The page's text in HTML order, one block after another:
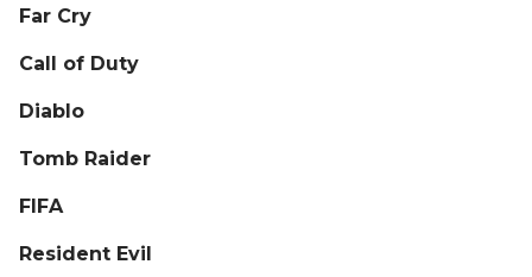
Far Cry
Call of Duty
Diablo
Tomb Raider
FIFA
Resident Evil